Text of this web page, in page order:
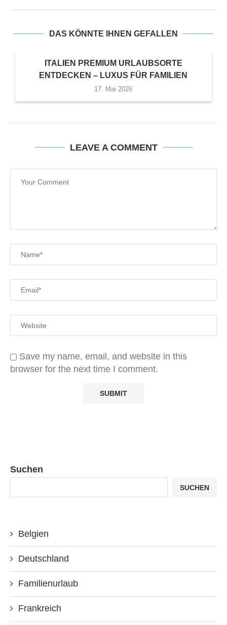
DAS KÖNNTE IHNEN GEFALLEN
ITALIEN PREMIUM URLAUBSORTE
ENTDECKEN – LUXUS FÜR FAMILIEN
17. Mai 2026
LEAVE A COMMENT
Save my name, email, and website in this
browser for the next time I comment.
Suchen
SUCHEN
Belgien
Deutschland
Familienurlaub
Frankreich